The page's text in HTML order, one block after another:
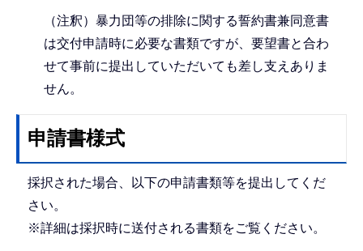
（注釈）暴力団等の排除に関する誓約書兼同意書
は交付申請時に必要な書類ですが、要望書と合わ
せて事前に提出していただいても差し支えありま
せん。
申請書様式
採択された場合、以下の申請書類等を提出してくだ
さい。
※詳細は採択時に送付される書類をご覧ください。